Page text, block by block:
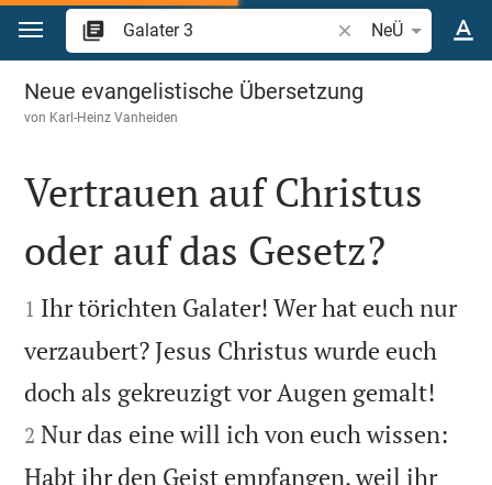
Zum Inhalt springen
Bibelstelle oder
NeÜ
Galater 3
Neue evangelistische Übersetzung
von Karl-Heinz Vanheiden

Vertrauen auf Christus
oder auf das Gesetz?

1 Ihr törichten Galater! Wer hat euch nur
verzaubert? Jesus Christus wurde euch
doch als gekreuzigt vor Augen gemalt!
2 Nur das eine will ich von euch wissen:
Habt ihr den Geist empfangen, weil ihr